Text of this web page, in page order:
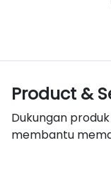
Product &
Dukungan
membantu